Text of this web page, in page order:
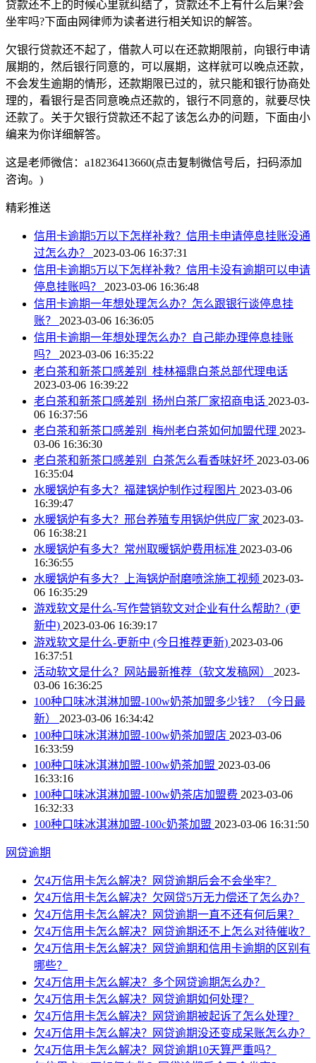
贷款还不上的时候心里就纠结了，贷款还不上有什么后果?会
坐牢吗?下面由网律师为读者进行相关知识的解答。
欠银行贷款还不起了，借款人可以在还款期限前，向银行申请
展期的，然后银行同意的，可以展期，这样就可以晚点还款，
不会发生逾期的情形，还款期限已过的，就只能和银行协商处
理的，看银行是否同意晚点还款的，银行不同意的，就要尽快
还款了。关于欠银行贷款还不起了该怎么办的问题，下面由小
编来为你详细解答。
这是老师微信：a18236413660(点击复制微信号后，扫码添加
咨询。)
精彩推送
信用卡逾期5万以下怎样补救？信用卡申请停息挂账没通
过怎么办？ 2023-03-06 16:37:31
信用卡逾期5万以下怎样补救？信用卡没有逾期可以申请
停息挂账吗？ 2023-03-06 16:36:48
信用卡逾期一年想处理怎么办？怎么跟银行谈停息挂
账？ 2023-03-06 16:36:05
信用卡逾期一年想处理怎么办？自己能办理停息挂账
吗？ 2023-03-06 16:35:22
老白茶和新茶口感差别_桂林福鼎白茶总部代理电话
2023-03-06 16:39:22
老白茶和新茶口感差别_扬州白茶厂家招商电话 2023-03-
06 16:37:56
老白茶和新茶口感差别_梅州老白茶如何加盟代理 2023-
03-06 16:36:30
老白茶和新茶口感差别_白茶怎么看香味好坏 2023-03-06
16:35:04
水暖锅炉有多大？福建锅炉制作过程图片 2023-03-06
16:39:47
水暖锅炉有多大？邢台养殖专用锅炉供应厂家 2023-03-
06 16:38:21
水暖锅炉有多大？常州取暖锅炉费用标准 2023-03-06
16:36:55
水暖锅炉有多大？上海锅炉耐磨喷涂施工视频 2023-03-
06 16:35:29
游戏软文是什么-写作营销软文对企业有什么帮助？(更
新中) 2023-03-06 16:39:17
游戏软文是什么-更新中 (今日推荐更新) 2023-03-06
16:37:51
活动软文是什么？网站最新推荐（软文发稿网） 2023-
03-06 16:36:25
100种口味冰淇淋加盟-100w奶茶加盟多少钱？（今日最
新） 2023-03-06 16:34:42
100种口味冰淇淋加盟-100w奶茶加盟店 2023-03-06
16:33:59
100种口味冰淇淋加盟-100w奶茶加盟 2023-03-06
16:33:16
100种口味冰淇淋加盟-100w奶茶店加盟费 2023-03-06
16:32:33
100种口味冰淇淋加盟-100c奶茶加盟 2023-03-06 16:31:50
网贷逾期
欠4万信用卡怎么解决？网贷逾期后会不会坐牢？
欠4万信用卡怎么解决？欠网贷5万无力偿还了怎么办？
欠4万信用卡怎么解决？网贷逾期一直不还有何后果？
欠4万信用卡怎么解决？网贷逾期还不上怎么对待催收？
欠4万信用卡怎么解决？网贷逾期和信用卡逾期的区别有
哪些？
欠4万信用卡怎么解决？多个网贷逾期怎么办？
欠4万信用卡怎么解决？网贷逾期如何处理？
欠4万信用卡怎么解决？网贷逾期被起诉了怎么处理？
欠4万信用卡怎么解决？网贷逾期没还变成呆账怎么办？
欠4万信用卡怎么解决？网贷逾期10天算严重吗？